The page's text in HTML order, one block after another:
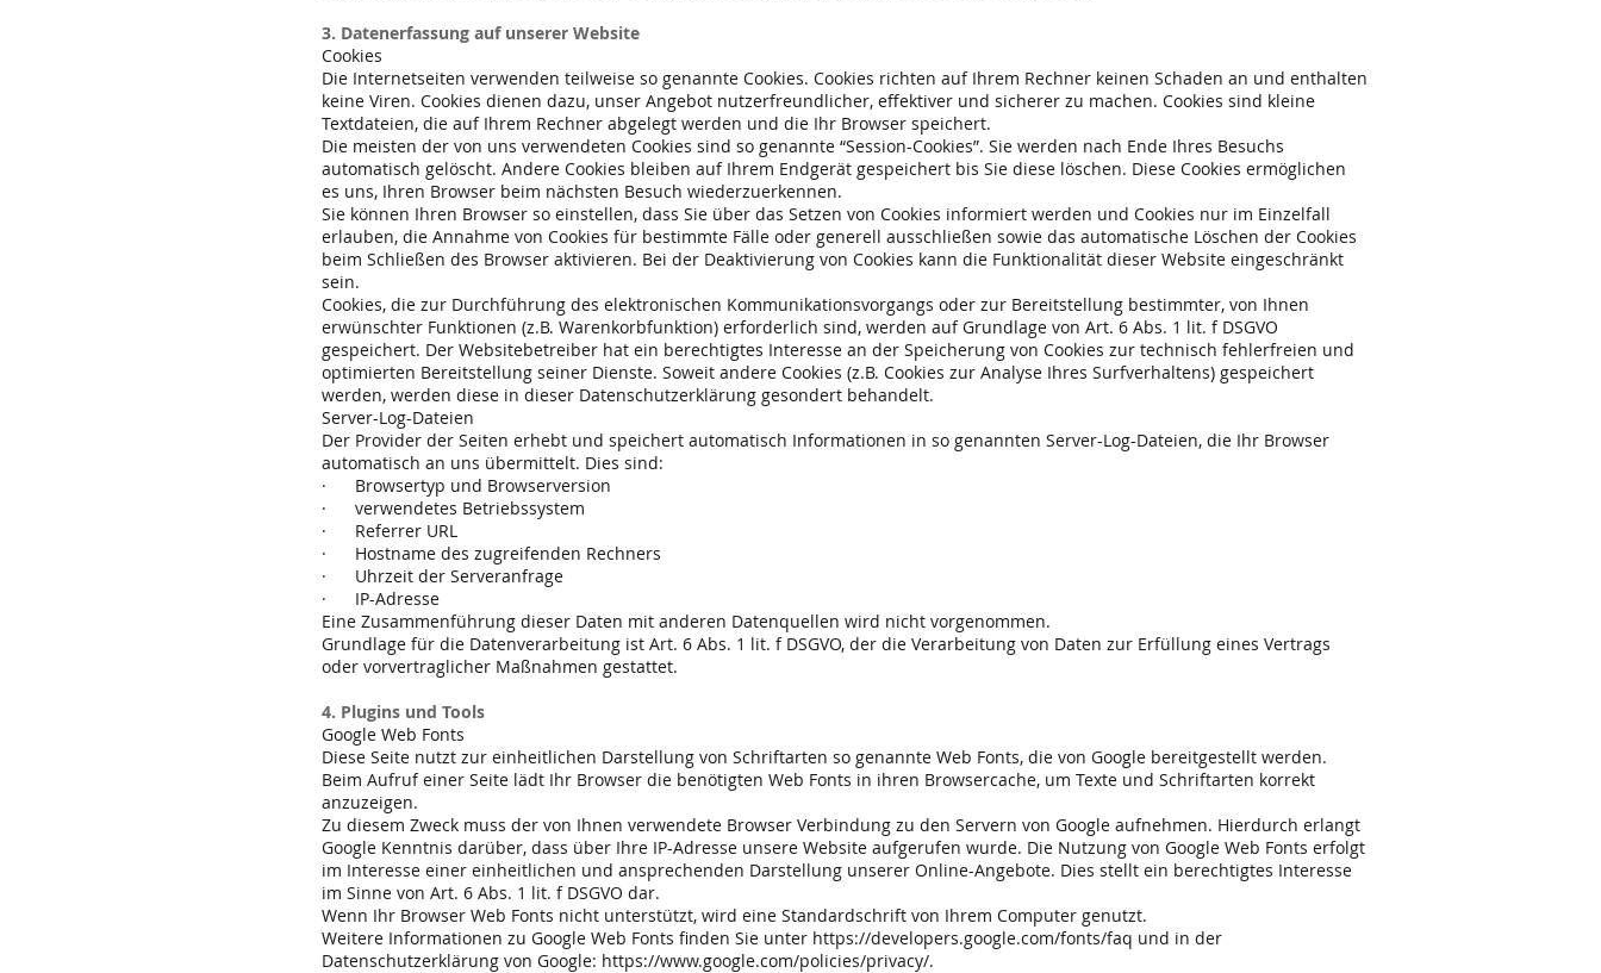
3. Datenerfassung auf unserer Website
Cookies
Die Internetseiten verwenden teilweise so genannte Cookies. Cookies richten auf Ihrem Rechner keinen Schaden an und enthalten
keine Viren. Cookies dienen dazu, unser Angebot nutzerfreundlicher, effektiver und sicherer zu machen. Cookies sind kleine
Textdateien, die auf Ihrem Rechner abgelegt werden und die Ihr Browser speichert.
Die meisten der von uns verwendeten Cookies sind so genannte “Session-Cookies”. Sie werden nach Ende Ihres Besuchs
automatisch gelöscht. Andere Cookies bleiben auf Ihrem Endgerät gespeichert bis Sie diese löschen. Diese Cookies ermöglichen
es uns, Ihren Browser beim nächsten Besuch wiederzuerkennen.
Sie können Ihren Browser so einstellen, dass Sie über das Setzen von Cookies informiert werden und Cookies nur im Einzelfall
erlauben, die Annahme von Cookies für bestimmte Fälle oder generell ausschließen sowie das automatische Löschen der Cookies
beim Schließen des Browser aktivieren. Bei der Deaktivierung von Cookies kann die Funktionalität dieser Website eingeschränkt
sein.
Cookies, die zur Durchführung des elektronischen Kommunikationsvorgangs oder zur Bereitstellung bestimmter, von Ihnen
erwünschter Funktionen (z.B. Warenkorbfunktion) erforderlich sind, werden auf Grundlage von Art. 6 Abs. 1 lit. f DSGVO
gespeichert. Der Websitebetreiber hat ein berechtigtes Interesse an der Speicherung von Cookies zur technisch fehlerfreien und
optimierten Bereitstellung seiner Dienste. Soweit andere Cookies (z.B. Cookies zur Analyse Ihres Surfverhaltens) gespeichert
werden, werden diese in dieser Datenschutzerklärung gesondert behandelt.
Server-Log-Dateien
Der Provider der Seiten erhebt und speichert automatisch Informationen in so genannten Server-Log-Dateien, die Ihr Browser
automatisch an uns übermittelt. Dies sind:
· Browsertyp und Browserversion
· verwendetes Betriebssystem
· Referrer URL
· Hostname des zugreifenden Rechners
· Uhrzeit der Serveranfrage
· IP-Adresse
Eine Zusammenführung dieser Daten mit anderen Datenquellen wird nicht vorgenommen.
Grundlage für die Datenverarbeitung ist Art. 6 Abs. 1 lit. f DSGVO, der die Verarbeitung von Daten zur Erfüllung eines Vertrags
oder vorvertraglicher Maßnahmen gestattet.
4. Plugins und Tools
Google Web Fonts
Diese Seite nutzt zur einheitlichen Darstellung von Schriftarten so genannte Web Fonts, die von Google bereitgestellt werden.
Beim Aufruf einer Seite lädt Ihr Browser die benötigten Web Fonts in ihren Browsercache, um Texte und Schriftarten korrekt
anzuzeigen.
Zu diesem Zweck muss der von Ihnen verwendete Browser Verbindung zu den Servern von Google aufnehmen. Hierdurch erlangt
Google Kenntnis darüber, dass über Ihre IP-Adresse unsere Website aufgerufen wurde. Die Nutzung von Google Web Fonts erfolgt
im Interesse einer einheitlichen und ansprechenden Darstellung unserer Online-Angebote. Dies stellt ein berechtigtes Interesse
im Sinne von Art. 6 Abs. 1 lit. f DSGVO dar.
Wenn Ihr Browser Web Fonts nicht unterstützt, wird eine Standardschrift von Ihrem Computer genutzt.
Weitere Informationen zu Google Web Fonts finden Sie unter https://developers.google.com/fonts/faq und in der
Datenschutzerklärung von Google: https://www.google.com/policies/privacy/.